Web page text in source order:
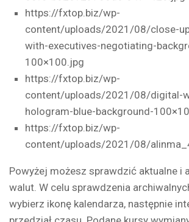
https://fxtop.biz/wp-
content/uploads/2021/08/close-
with-executives-negotiating-
100×100.jpg
https://fxtop.biz/wp-
content/uploads/2021/08/digital-
hologram-blue-background-
https://fxtop.biz/wp-
content/uploads/2021/08/
Powyżej możesz sprawdzić aktualne i
walut. W celu sprawdzenia
wybierz ikonę kalendarza, następnie